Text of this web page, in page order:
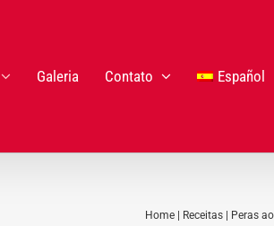
Galeria Contato Español
Home Receitas Peras